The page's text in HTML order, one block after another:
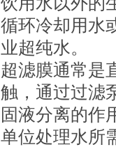
循环冷却用水
业超纯水。
超滤膜通常是
触，通过过滤
固液分离的作
单位处理水所